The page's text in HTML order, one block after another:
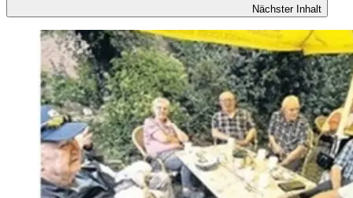
Nächster Inhalt